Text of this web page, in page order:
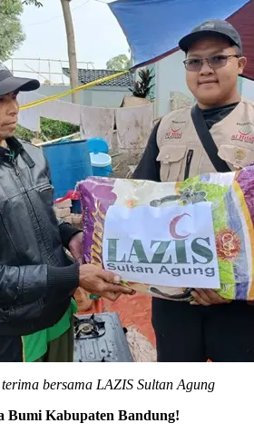
bersama LAZIS Sultan Agung
Bumi Kabupaten Bandung!